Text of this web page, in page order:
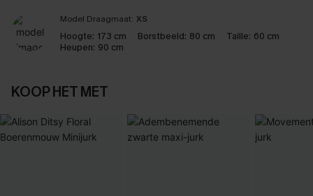
Model Draagmaat: XS
Hoogte: 173 cm Borstbeeld: 80 cm Taille: 60 cm
Heupen: 90 cm
KOOP HET MET